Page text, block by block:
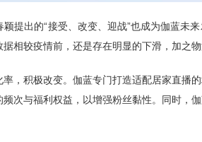
提出的“接受、改变、迎战”也成为伽蓝未
相较疫情前，还是存在明显的下滑，加之物
，积极改变。伽蓝专门打造适配居家直播
次与福利权益，以增强粉丝黏性。同时，